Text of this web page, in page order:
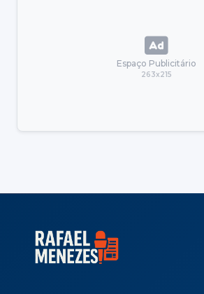
Espaço Publicitário
263x215